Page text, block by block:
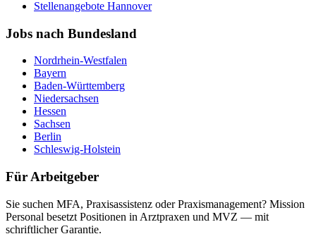
Stellenangebote Hannover
Jobs nach Bundesland
Nordrhein-Westfalen
Bayern
Baden-Württemberg
Niedersachsen
Hessen
Sachsen
Berlin
Schleswig-Holstein
Für Arbeitgeber
Sie suchen MFA, Praxisassistenz oder Praxismanagement? Mission
Personal besetzt Positionen in Arztpraxen und MVZ — mit
schriftlicher Garantie.